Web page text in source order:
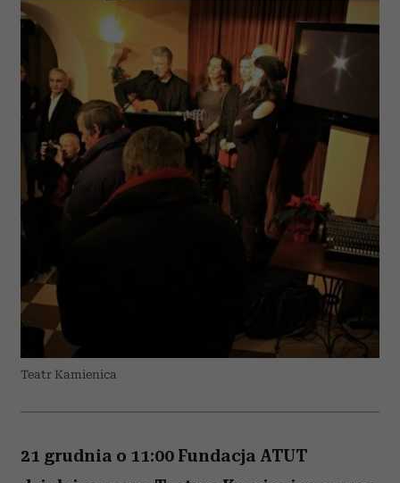
Teatr Kamienica
21 grudnia o 11:00 Fundacja ATUT